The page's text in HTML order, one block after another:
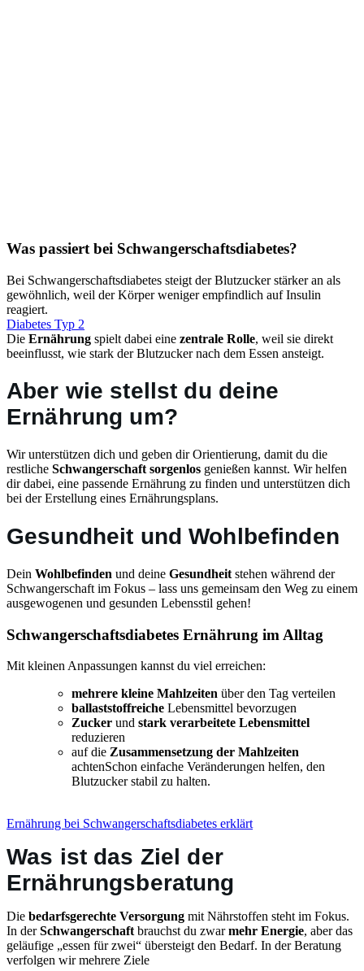
Was passiert bei Schwangerschaftsdiabetes?
Bei Schwangerschaftsdiabetes steigt der Blutzucker stärker an als
gewöhnlich, weil der Körper weniger empfindlich auf Insulin
reagiert.
Diabetes Typ 2
Die Ernährung spielt dabei eine zentrale Rolle, weil sie direkt
beeinflusst, wie stark der Blutzucker nach dem Essen ansteigt.
Aber wie stellst du deine
Ernährung um?
Wir unterstützen dich und geben dir Orientierung, damit du die
restliche Schwangerschaft sorgenlos genießen kannst. Wir helfen
dir dabei, eine passende Ernährung zu finden und unterstützen dich
bei der Erstellung eines Ernährungsplans.
Gesundheit und Wohlbefinden
Dein Wohlbefinden und deine Gesundheit stehen während der
Schwangerschaft im Fokus – lass uns gemeinsam den Weg zu einem
ausgewogenen und gesunden Lebensstil gehen!
Schwangerschaftsdiabetes Ernährung im Alltag
Mit kleinen Anpassungen kannst du viel erreichen:
mehrere kleine Mahlzeiten über den Tag verteilen
ballaststoffreiche Lebensmittel bevorzugen
Zucker und stark verarbeitete Lebensmittel
reduzieren
auf die Zusammensetzung der Mahlzeiten
achtenSchon einfache Veränderungen helfen, den
Blutzucker stabil zu halten.
Ernährung bei Schwangerschaftsdiabetes erklärt
Was ist das Ziel der
Ernährungsberatung
Die bedarfsgerechte Versorgung mit Nährstoffen steht im Fokus.
In derSchwangerschaftbrauchst du zwarmehr Energie, aber das
geläufige „essen für zwei“ übersteigt den Bedarf. In der Beratung
verfolgen wir mehrere Ziele